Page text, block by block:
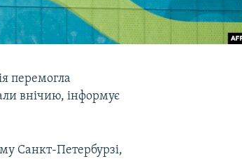
перемогла
внічию, інформує
Санкт-Петербурзі,